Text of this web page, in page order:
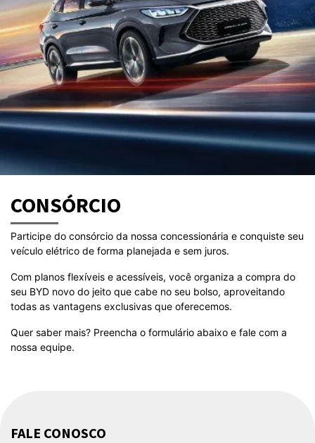
CONSÓRCIO
Participe do consórcio da nossa concessionária e conquiste seu
veículo elétrico de forma planejada e sem juros.
Com planos flexíveis e acessíveis, você organiza a compra do
seu BYD novo do jeito que cabe no seu bolso, aproveitando
todas as vantagens exclusivas que oferecemos.
Quer saber mais? Preencha o formulário abaixo e fale com a
nossa equipe.
FALE CONOSCO